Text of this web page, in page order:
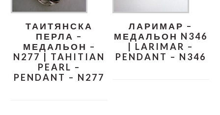
ТАИТЯНСКА
ПЕРЛА –
МЕДАЛЬОН –
N277 | TAHITIAN
PEARL –
PENDANT – N277
ЛАРИМАР –
МЕДАЛЬОН N346
| LARIMAR –
PENDANT – N346